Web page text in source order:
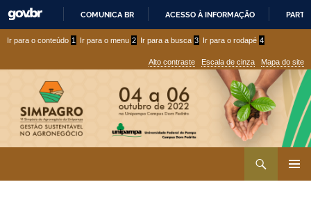
PARA
CONTEÚDO
COMUNICA BR ACESSO À INFORMAÇÃO
conteúdo
menu
Ir para o conteúdo 1 Ir para o menu 2 Ir para a busca 3 Ir para o rodapé 4
Alto contraste Escala de cinza Mapa do site